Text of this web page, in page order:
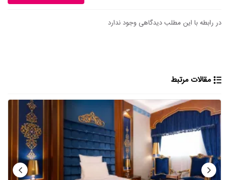
در رابطه با این مطلب دیدگاهی وجود ندارد
مقالات مرتبط